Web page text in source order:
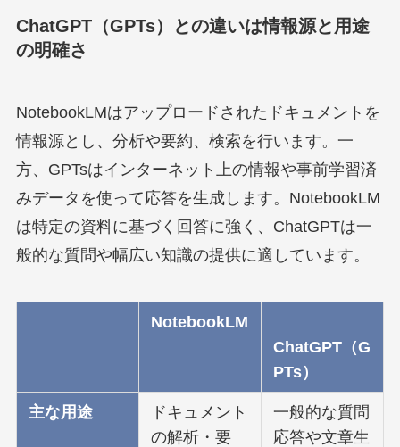
ChatGPT（GPTs）との違いは情報源と用途
の明確さ
NotebookLMはアップロードされたドキュメントを
情報源とし、分析や要約、検索を行います。一
方、GPTsはインターネット上の情報や事前学習済
みデータを使って応答を生成します。NotebookLM
は特定の資料に基づく回答に強く、ChatGPTは一
般的な質問や幅広い知識の提供に適しています。
NotebookLM
ChatGPT（G
PTs）
主な用途
ドキュメント
の解析・要
一般的な質問
応答や文章生